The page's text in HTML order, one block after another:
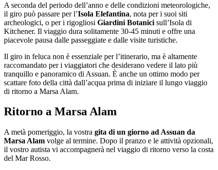
A seconda del periodo dell’anno e delle condizioni meteorologiche,
il giro può passare per l’Isola Elefantina, nota per i suoi siti
archeologici, o per i rigogliosi Giardini Botanici sull’Isola di
Kitchener. Il viaggio dura solitamente 30-45 minuti e offre una
piacevole pausa dalle passeggiate e dalle visite turistiche.
Il giro in feluca non è essenziale per l’itinerario, ma è altamente
raccomandato per i viaggiatori che desiderano vedere il lato più
tranquillo e panoramico di Assuan. È anche un ottimo modo per
scattare foto della città dall’acqua prima di iniziare il lungo viaggio
di ritorno a Marsa Alam.
Ritorno a Marsa Alam
A metà pomeriggio, la vostra gita di un giorno ad Assuan da
Marsa Alam volge al termine. Dopo il pranzo e le attività opzionali,
il vostro autista vi accompagnerà nel viaggio di ritorno verso la costa
del Mar Rosso.